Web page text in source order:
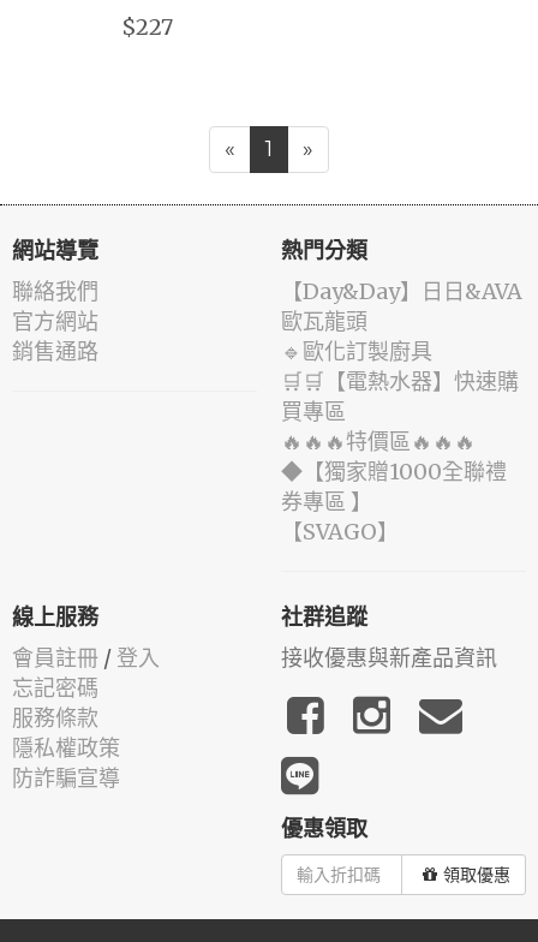
$227
« 1 »
網站導覽
聯絡我們
官方網站
銷售通路
熱門分類
️【Day&Day】️日日&AVA
歐瓦龍頭
🔹歐化訂製廚具
🛒🛒【電熱水器】快速購
買專區
🔥🔥🔥特價區🔥🔥🔥
◆【獨家贈1000全聯禮
券專區 】
️【SVAGO】️
線上服務
會員註冊 / 登入
忘記密碼
服務條款
隱私權政策
防詐騙宣導
社群追蹤
接收優惠與新產品資訊
優惠領取
領取優惠